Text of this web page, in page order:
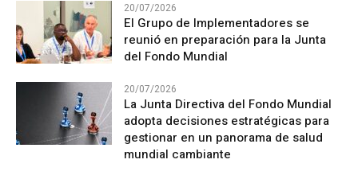
20/07/2026
El Grupo de Implementadores se
reunió en preparación para la Junta
del Fondo Mundial
20/07/2026
La Junta Directiva del Fondo Mundial
adopta decisiones estratégicas para
gestionar en un panorama de salud
mundial cambiante